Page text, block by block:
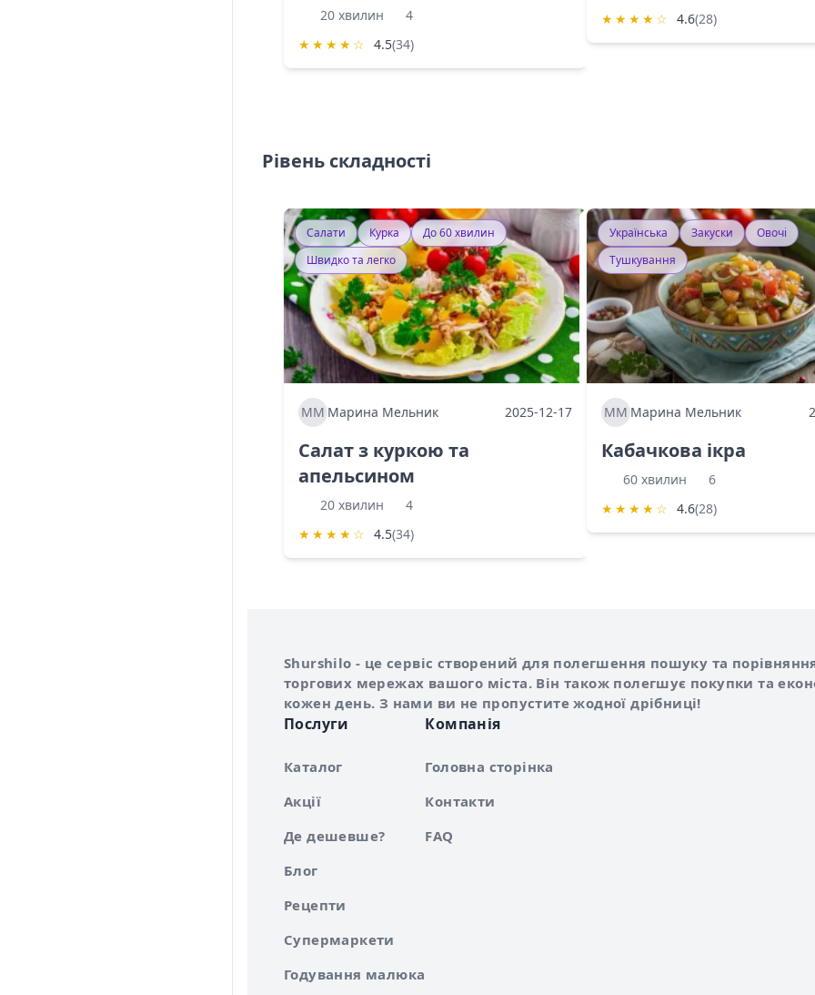
20 хвилин
4
★ ★ ★ ★ ☆ 4.5(34)
★ ★ ★ ★ ☆ 4.6(28)
Рівень складності
Салати Курка
До 60 хвилин
Швидко та легко
ММ Марина Мельник 2025-12-17
Салат з куркою та
апельсином
20 хвилин
4
★ ★ ★ ★ ☆ 4.5(34)
Українська Закуски
Овочі
Тушкування
ММ Марина Мельник
Кабачкова ікра
60 хвилин
6
★ ★ ★ ★ ☆ 4.6(28)
Про сервіс Shurshilo
Shurshilo - це сервіс створений для полегшення пошуку та
торгових мережах вашого міста. Він також полегшує покупки та
кожен день. З нами ви не пропустите жодної дрібниці!
Послуги
Каталог
Акції
Де дешевше?
Блог
Рецепти
Супермаркети
Годування малюка
Компанія
Головна сторінка
Контакти
FAQ